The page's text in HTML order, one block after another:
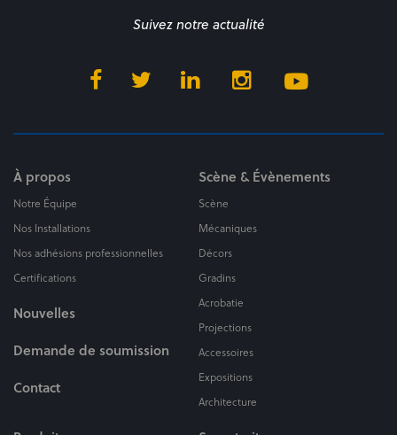
Suivez notre actualité
À propos
Notre Équipe
Nos Installations
Nos adhésions professionnelles
Certifications
Nouvelles
Demande de soumission
Contact
Scène & Évènements
Scène
Mécaniques
Décors
Gradins
Acrobatie
Projections
Accessoires
Expositions
Architecture